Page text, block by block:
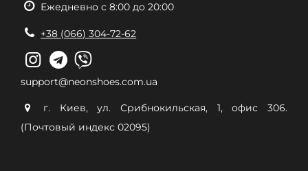
Ежедневно с 8:00 до 20:00
+38 (066) 304-72-62
support@neonshoes.com.ua
г. Киев, ул. Срибнокильская, 1, офис 306.
(Почтовый индекс 02095)